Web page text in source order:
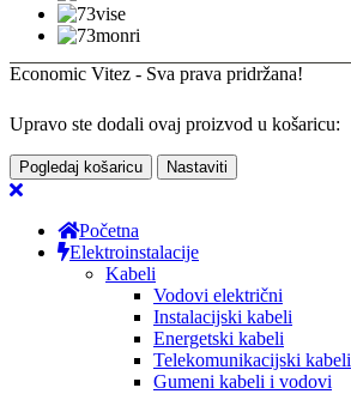
Economic Vitez - Sva prava pridržana!
Upravo ste dodali ovaj proizvod u košaricu:
Pogledaj košaricu Nastaviti
Početna
Elektroinstalacije
Kabeli
Vodovi električni
Instalacijski kabeli
Energetski kabeli
Telekomunikacijski kabeli
Gumeni kabeli i vodovi